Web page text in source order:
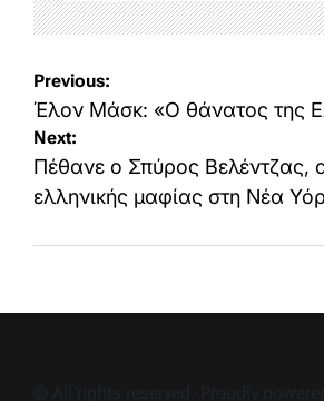
Post
navigation
Previous:
Έλον Μάσκ: «Ο θάνατος της
Next:
Πέθανε ο Σπύρος Βελέντζας,
ελληνικής μαφίας στη Νέα